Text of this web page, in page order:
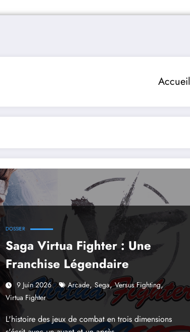
Accueil
DOSSIER
Saga Virtua Fighter : Une
Franchise Légendaire
9 Juin 2026 Arcade,Sega,Versus Fighting,
Virtua Fighter
L'histoire des jeux de combat en trois dimensions